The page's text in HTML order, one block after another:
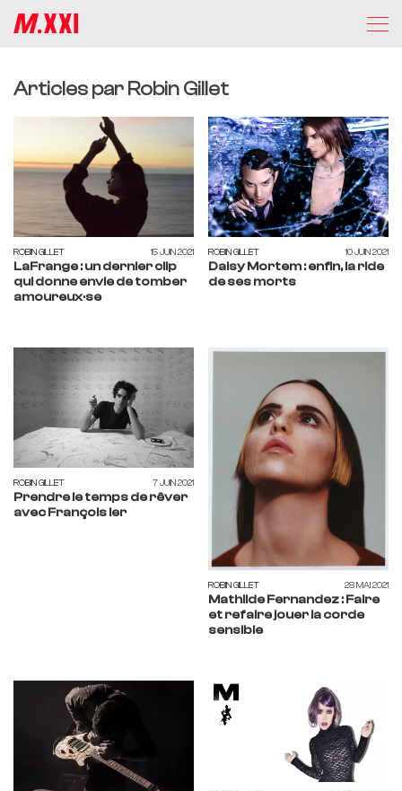
Articles par Robin Gillet
ROBIN GILLET 15 JUIN 2021
LaFrange : un dernier clip
qui donne envie de tomber
amoureux·se
ROBIN GILLET 10 JUIN 2021
Daisy Mortem : enfin, la ride
de ses morts
ROBIN GILLET 7 JUIN 2021
Prendre le temps de rêver
avec François Ier
ROBIN GILLET 28 MAI 2021
Mathilde Fernandez : Faire
et refaire jouer la corde
sensible